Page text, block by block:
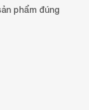
phẩm đúng